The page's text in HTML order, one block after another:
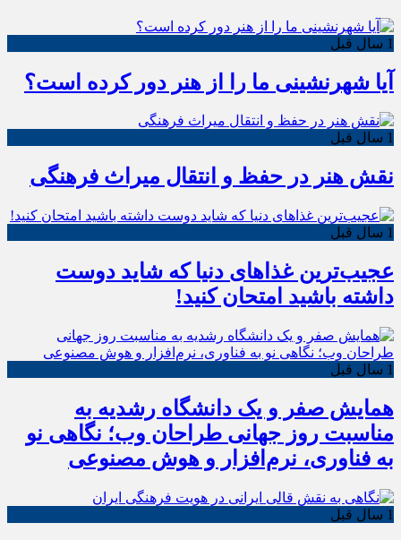
1 سال قبل
آیا شهرنشینی ما را از هنر دور کرده است؟
1 سال قبل
نقش هنر در حفظ و انتقال میراث فرهنگی
1 سال قبل
عجیب‌ترین غذاهای دنیا که شاید دوست
داشته باشید امتحان کنید!
1 سال قبل
همایش صفر و یک دانشگاه رشدیه به
مناسبت روز جهانی طراحان وب؛ نگاهی نو
به فناوری، نرم‌افزار و هوش مصنوعی
1 سال قبل